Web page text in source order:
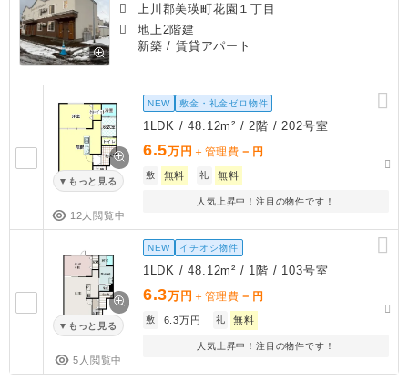
上川郡美瑛町花園１丁目
地上2階建
新築 / 賃貸アパート
もっと見る
12人閲覧中
NEW 敷金・礼金ゼロ物件
1LDK / 48.12m² / 2階 / 202号室
6.5万円 ＋管理費 － 円
敷 無料 礼 無料
人気上昇中！注目の物件です！
もっと見る
5人閲覧中
NEW イチオシ物件
1LDK / 48.12m² / 1階 / 103号室
6.3万円 ＋管理費 － 円
敷 6.3万円 礼 無料
人気上昇中！注目の物件です！